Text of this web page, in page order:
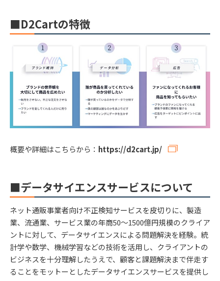
■D2Cartの特徴
概要や詳細はこちらから： https://d2cart.jp/
■データサイエンスサービスについて
ネット通販事業者向け不正検知サービスを皮切りに、製造
業、流通業、サービス業の年商50～1500億円規模のクライア
ントに対して、データサイエンスによる問題解決を経験。統
計学や数学、機械学習などの技術を活用し、クライアントの
ビジネスを十分理解したうえで、顧客と課題解決まで伴走す
ることをモットーとしたデータサイエンスサービスを提供し